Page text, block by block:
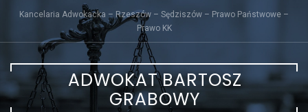
content
Kancelaria Adwokacka – Rzeszów – Sędziszów – Prawo Państwowe –
Prawo KK
ADWOKAT BARTOSZ
GRABOWY